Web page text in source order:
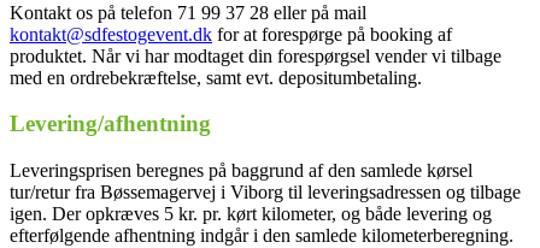
Kontakt os på telefon 71 99 37 28 eller på mail
kontakt@sdfestogevent.dk for at forespørge på booking af
produktet. Når vi har modtaget din forespørgsel vender vi tilbage
med en ordrebekræftelse, samt evt. depositumbetaling.
Levering/afhentning
Leveringsprisen beregnes på baggrund af den samlede kørsel
tur/retur fra Bøssemagervej i Viborg til leveringsadressen og tilbage
igen. Der opkræves 5 kr. pr. kørt kilometer, og både levering og
efterfølgende afhentning indgår i den samlede kilometerberegning.